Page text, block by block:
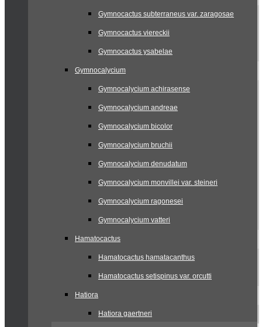
Gymnocactus subterraneus var. zaragosae
Gymnocactus viereckii
Gymnocactus ysabelae
Gymnocalycium
Gymnocalycium achirasense
Gymnocalycium andreae
Gymnocalycium bicolor
Gymnocalycium bruchii
Gymnocalycium denudatum
Gymnocalycium monvillei var. steineri
Gymnocalycium ragonesei
Gymnocalycium vatteri
Hamatocactus
Hamatocactus hamatacanthus
Hamatocactus setispinus var. orcutti
Hatiora
Hatiora gaertneri